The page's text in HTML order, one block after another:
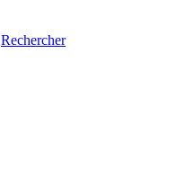
Rechercher